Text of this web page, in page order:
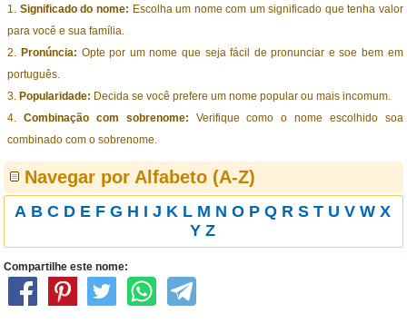
Significado do nome: Escolha um nome com um significado que tenha valor
para você e sua família.
Pronúncia: Opte por um nome que seja fácil de pronunciar e soe bem em
português.
Popularidade: Decida se você prefere um nome popular ou mais incomum.
Combinação com sobrenome: Verifique como o nome escolhido soa
combinado com o sobrenome.
Navegar por Alfabeto (A-Z)
A B C D E F G H I J K L M N O P Q R S T U V W X
Y Z
Compartilhe este nome: